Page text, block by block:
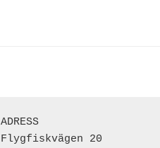
ADRESS
Flygfiskvägen 20